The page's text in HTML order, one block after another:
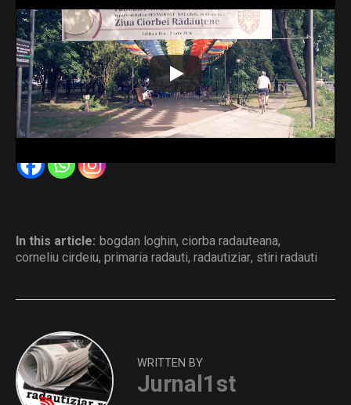
gratuit în parcul umbreluțelor, manifestarea fiind la a II-a
ediție, grație unui parteneriat între Restaurantul Național și
Primăria Rădăuți.
Primarul Bogdan Loghin a invitat staful județean al PNL la
o degustare.
Distribuie și tu
In this article: bogdan loghin, ciorba radauteana,
corneliu cirdeiu, primaria radauti, radautiziar, stiri radauti
WRITTEN BY
Jurnal1st